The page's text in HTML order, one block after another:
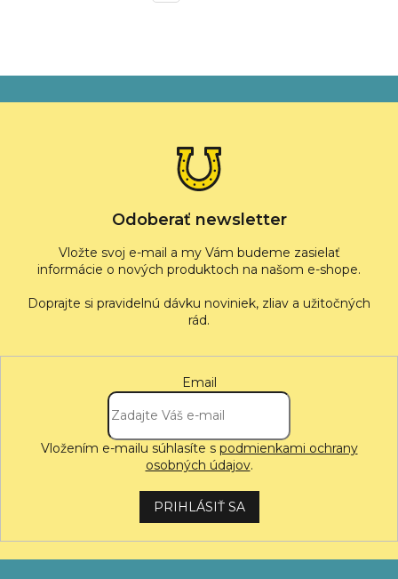
á
Odoberať newsletter
Vložte svoj e-mail a my Vám budeme zasielať
informácie o nových produktoch na našom e-shope.
Email
Vložením e-mailu súhlasíte s podmienkami ochrany
osobných údajov.
PRIHLÁSIŤ SA